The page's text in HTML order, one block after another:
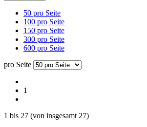
50 pro Seite
100 pro Seite
150 pro Seite
300 pro Seite
600 pro Seite
pro Seite
1
1 bis 27 (von insgesamt 27)